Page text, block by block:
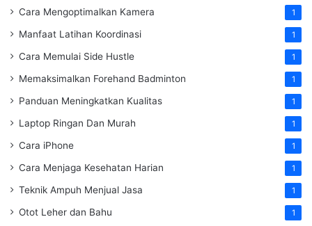
Cara Mengoptimalkan Kamera 1
Manfaat Latihan Koordinasi 1
Cara Memulai Side Hustle 1
Memaksimalkan Forehand Badminton 1
Panduan Meningkatkan Kualitas 1
Laptop Ringan Dan Murah 1
Cara iPhone 1
Cara Menjaga Kesehatan Harian 1
Teknik Ampuh Menjual Jasa 1
Otot Leher dan Bahu 1